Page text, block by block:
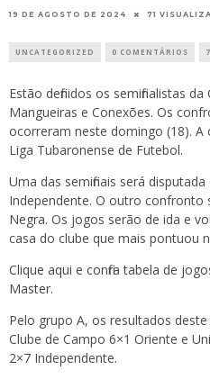
19 DE AGOSTO DE 2024 71
UNCATEGORIZED 0 COMENTÁRIOS
Estão definidos os semifinalistas
Mangueiras e Conexões. Os
ocorreram neste domingo (18).
Liga Tubaronense de Futebol.
Uma das semifinais será
Independente. O outro confronto
Negra. Os jogos serão de ida e
casa do clube que mais pontuou
Clique aqui e confira tabela de
Master.
Pelo grupo A, os resultados
Clube de Campo 6×1 Oriente e
2×7 Independente.